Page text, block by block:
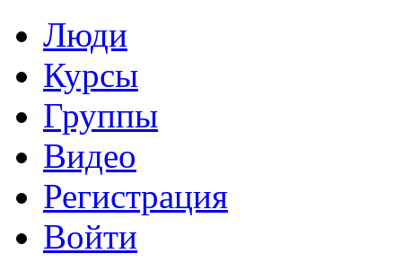
Люди
Курсы
Группы
Видео
Регистрация
Войти